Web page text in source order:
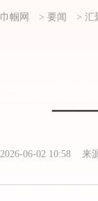
巾帼网 > 要闻 > 汇
——
2026-06-02 10:58 来